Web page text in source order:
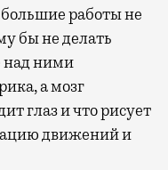
большие работы не
бы не делать
над ними
а мозг
глаз и что рисует
движений и